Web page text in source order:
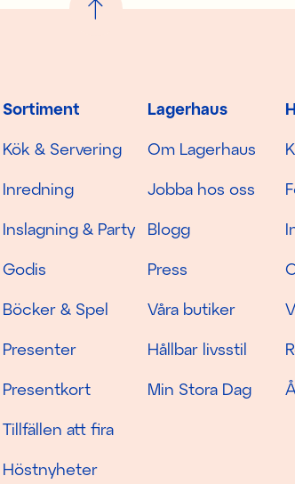
Sortiment
Kök & Servering
Inredning
Inslagning & Party
Godis
Böcker & Spel
Presenter
Presentkort
Tillfällen att fira
Höstnyheter
Lagerhaus
Om Lagerhaus
Jobba hos oss
Blogg
Press
Våra butiker
Hållbar livsstil
Min Stora Dag